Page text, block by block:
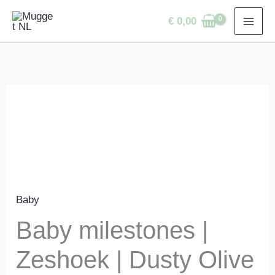
naar
de
€ 0,00
Baby
Baby milestones |
Zeshoek | Dusty Olive